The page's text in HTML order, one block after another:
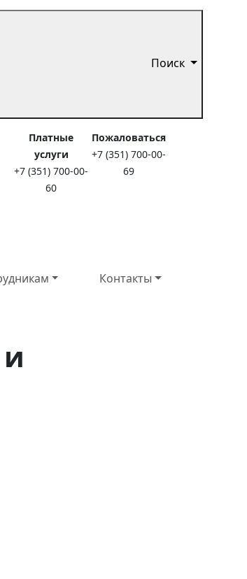
Поиск
Платные
услуги
+7 (351) 700-00-
60
Пожаловаться
+7 (351) 700-00-
69
Контакты